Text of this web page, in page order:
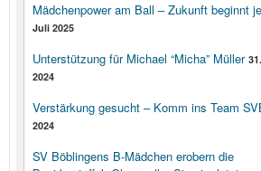
Mädchenpower am Ball – Zukunft beginnt
Juli 2025
Unterstützung für Michael “Micha” Müller
2024
Verstärkung gesucht – Komm ins Team
2024
SV Böblingens B-Mädchen erobern die